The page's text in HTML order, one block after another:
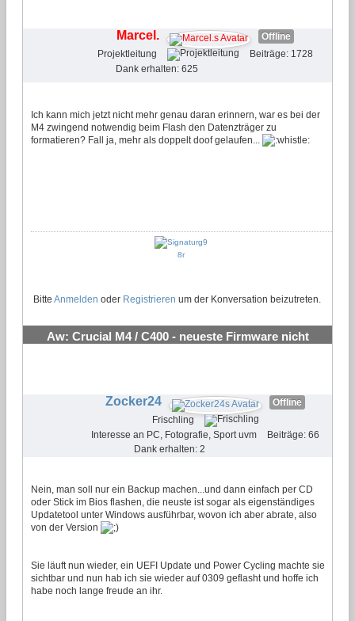
Marcel.
Offline
Projektleitung
Beiträge: 1728
Dank erhalten: 625
Ich kann mich jetzt nicht mehr genau daran erinnern, war es bei der
M4 zwingend notwendig beim Flash den Datenzträger zu
formatieren? Fall ja, mehr als doppelt doof gelaufen...
Bitte Anmelden oder Registrieren um der Konversation beizutreten.
Aw: Crucial M4 / C400 - neueste Firmware nicht
Zocker24
Offline
Frischling
Interesse an PC, Fotografie, Sport uvm
Beiträge: 66
Dank erhalten: 2
Nein, man soll nur ein Backup machen...und dann einfach per CD
oder Stick im Bios flashen, die neuste ist sogar als eigenständiges
Updatetool unter Windows ausführbar, wovon ich aber abrate, also
von der Version
Sie läuft nun wieder, ein UEFI Update und Power Cycling machte sie
sichtbar und nun hab ich sie wieder auf 0309 geflasht und hoffe ich
habe noch lange freude an ihr.